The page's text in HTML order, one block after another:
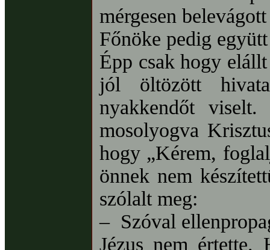
mérgesen
Főnöke pedig
Épp csak hogy
jól öltözött
nyakkendőt
mosolyogva
hogy „Kérem,
önnek nem
szólalt meg:
– Szóval
Jézus nem